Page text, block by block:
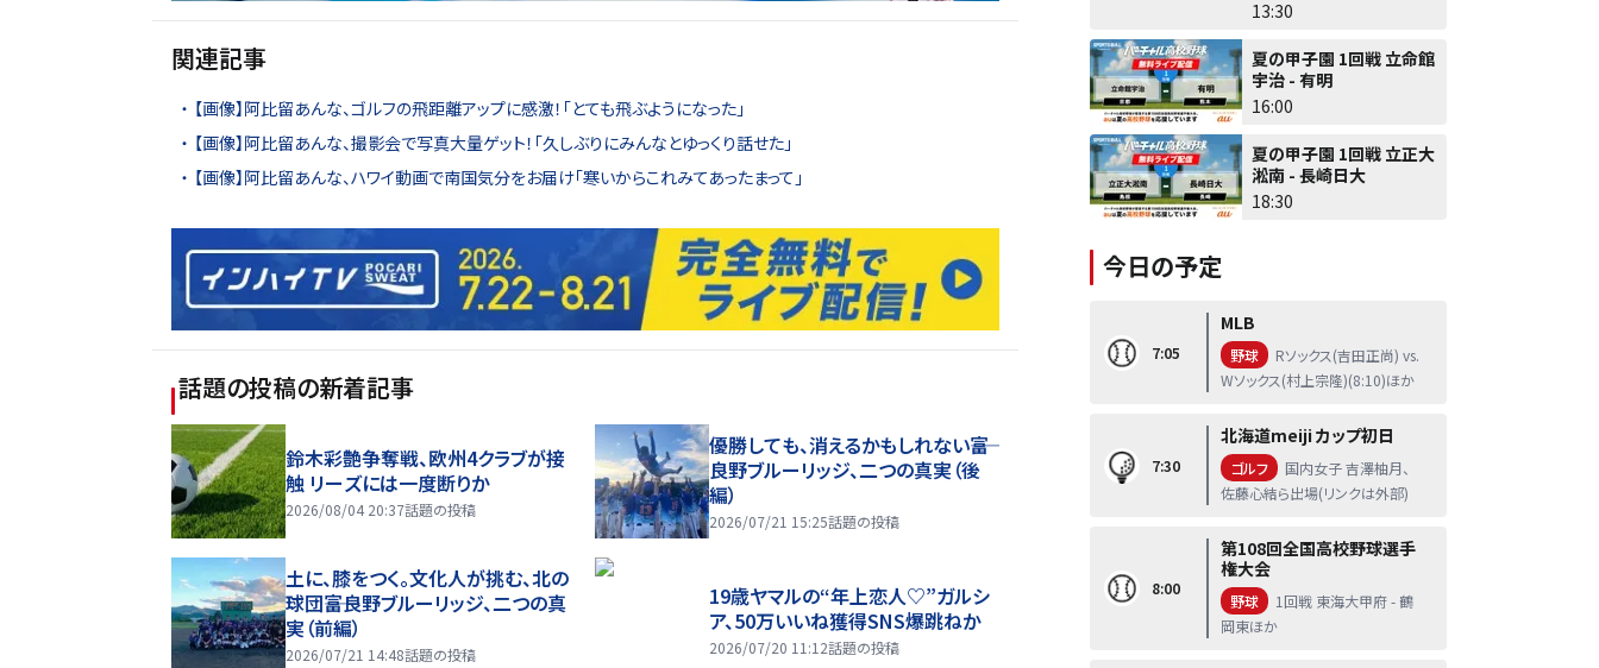
関連記事
【画像】阿比留あんな、ゴルフの飛距離アップに感激！「とても飛ぶようになった」
【画像】阿比留あんな、撮影会で写真大量ゲット！「久しぶりにみんなとゆっくり話せた」
【画像】阿比留あんな、ハワイ動画で南国気分をお届け「寒いからこれみてあったまって」
話題の投稿の新着記事
鈴木彩艶争奪戦、欧州4クラブが接
触 リーズには一度断りか
2026/08/04 20:37話題の投稿
優勝しても、消えるかもしれない――富
良野ブルーリッジ、二つの真実（後
編）
2026/07/21 15:25話題の投稿
土に、膝をつく。文化人が挑む、北の
球団――富良野ブルーリッジ、二つの真
実（前編）
2026/07/21 14:48話題の投稿
19歳ヤマルの“年上恋人♡”ガルシ
ア、50万いいね獲得SNS爆跳ねか
2026/07/20 11:12話題の投稿
13:30
夏の甲子園 1回戦 立命館
宇治 - 有明
16:00
夏の甲子園 1回戦 立正大
淞南 - 長崎日大
18:30
今日の予定
7:05
MLB
野球
Rソックス(吉田正尚) vs.
Wソックス(村上宗隆)(8:10)ほか
7:30
北海道meiji カップ初日
ゴルフ
国内女子 吉澤柚月、
佐藤心結ら出場(リンクは外部)
8:00
第108回全国高校野球選手
権大会
野球
1回戦 東海大甲府 - 鶴
岡東ほか